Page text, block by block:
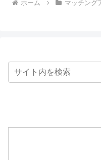
ホーム マッチング